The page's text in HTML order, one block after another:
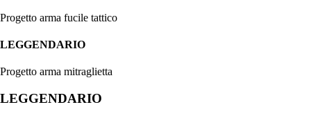
Progetto arma fucile tattico
LEGGENDARIO
Progetto arma mitraglietta
LEGGENDARIO